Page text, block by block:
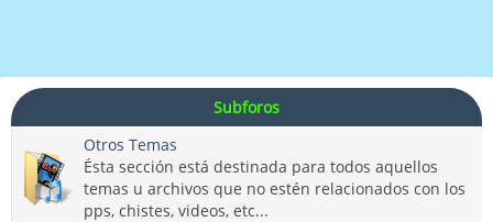
Subforos
Otros Temas
Ésta sección está destinada para todos aquellos
temas u archivos que no estén relacionados con los
pps, chistes, videos, etc...